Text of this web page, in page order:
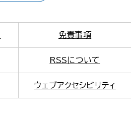
免責事項
RSSについて
ウェブアクセシビリティ